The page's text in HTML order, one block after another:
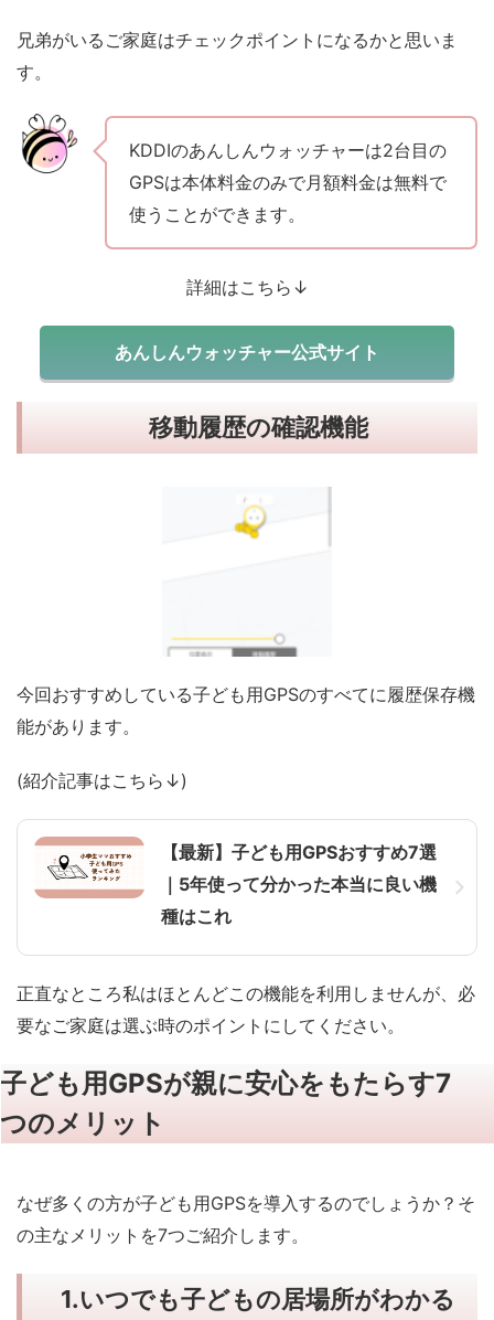
兄弟がいるご家庭はチェックポイントになるかと思いま
す。
KDDIのあんしんウォッチャーは2台目の
GPSは本体料金のみで月額料金は無料で
使うことができます。
詳細はこちら↓
あんしんウォッチャー公式サイト
移動履歴の確認機能
今回おすすめしている子ども用GPSのすべてに履歴保存機
能があります。
(紹介記事はこちら↓)
【最新】子ども用GPSおすすめ7選
｜5年使って分かった本当に良い機
種はこれ
正直なところ私はほとんどこの機能を利用しませんが、必
要なご家庭は選ぶ時のポイントにしてください。
子ども用GPSが親に安心をもたらす7
つのメリット
なぜ多くの方が子ども用GPSを導入するのでしょうか？そ
の主なメリットを7つご紹介します。
1.いつでも子どもの居場所がわかる